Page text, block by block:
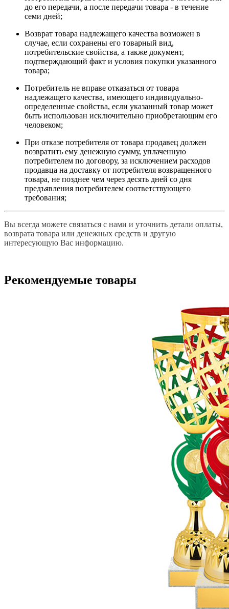
до его передачи, а после передачи товара - в течение
семи дней;
Возврат товара надлежащего качества возможен в
случае, если сохранены его товарный вид,
потребительские свойства, а также документ,
подтверждающий факт и условия покупки указанного
товара;
Потребитель не вправе отказаться от товара
надлежащего качества, имеющего индивидуально-
определенные свойства, если указанный товар может
быть использован исключительно приобретающим его
человеком;
При отказе потребителя от товара продавец должен
возвратить ему денежную сумму, уплаченную
потребителем по договору, за исключением расходов
продавца на доставку от потребителя возвращенного
товара, не позднее чем через десять дней со дня
предъявления потребителем соответствующего
требования;
Вы всегда можете связаться с нами и уточнить детали оплаты,
возврата товара или денежных средств и другую
интересующую Вас информацию.
Рекомендуемые товары